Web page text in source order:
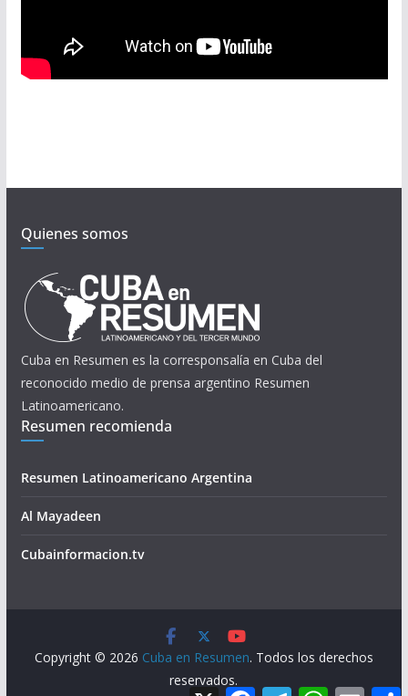
Quienes somos
Cuba en Resumen es la corresponsalía en Cuba del
reconocido medio de prensa argentino Resumen
Latinoamericano.
Resumen recomienda
Resumen Latinoamericano Argentina
Al Mayadeen
Cubainformacion.tv
Copyright © 2026 Cuba en Resumen. Todos los derechos
reservados.